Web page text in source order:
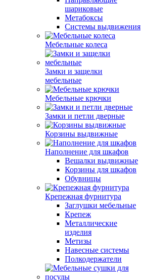
шариковые
Метабоксы
Системы выдвижения
Мебельные колеса
Замки и защелки
мебельные
Мебельные крючки
Замки и петли дверные
Корзины выдвижные
Наполнение для шкафов
Вешалки выдвижные
Корзины для шкафов
Обувницы
Крепежная фурнитура
Заглушки мебельные
Крепеж
Металлические
изделия
Метизы
Навесные системы
Полкодержатели